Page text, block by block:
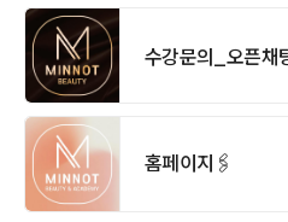
수강문의_오픈채
홈페이지🖇